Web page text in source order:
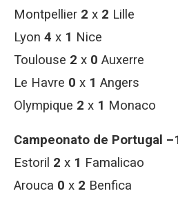
Montpellier 2 x 2 Lille
Lyon 4 x 1 Nice
Toulouse 2 x 0 Auxerre
Le Havre 0 x 1 Angers
Olympique 2 x 1 Monaco
Campeonato de Portugal
Estoril 2 x 1 Famalicao
Arouca 0 x 2 Benfica